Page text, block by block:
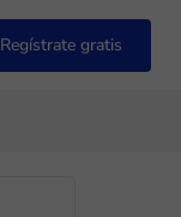
Regístrate gratis